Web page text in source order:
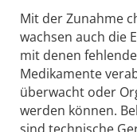
Mit der Zunahme
wachsen auch die
mit denen
Medikamente
überwacht oder
werden können.